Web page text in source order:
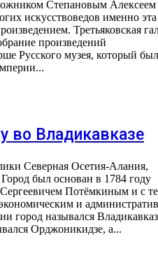
Степановым Алексеем
искусствоведов именно эта
Третьяковская
произведений
Русского музея, который был
во Владикавказе
Северная Осетия-Алания,
был основан в 1784 году
Потёмкиным и с
и
город назывался
Орджоникидзе, а...